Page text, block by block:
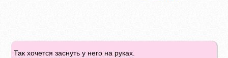
Так хочется заснуть у него на руках.